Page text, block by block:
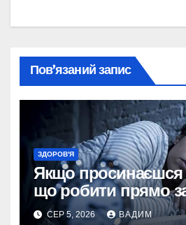
Пов’язаний запис
ЗДОРОВ'Я
Якщо просинаєшся
що робити прямо
СЕР 5, 2026 ВАДИМ